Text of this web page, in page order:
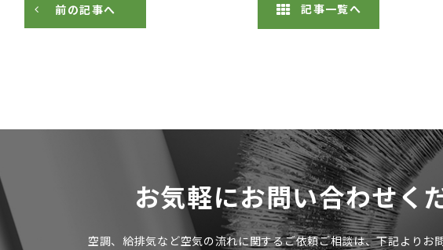
前の記事へ 記事一覧へ
お気軽にお問い合わせく
空調、給排気など空気の流れに関するご依頼ご相談は、下記よりお